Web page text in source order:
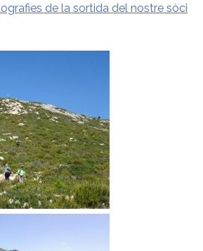
de la sortida del nostre sòci